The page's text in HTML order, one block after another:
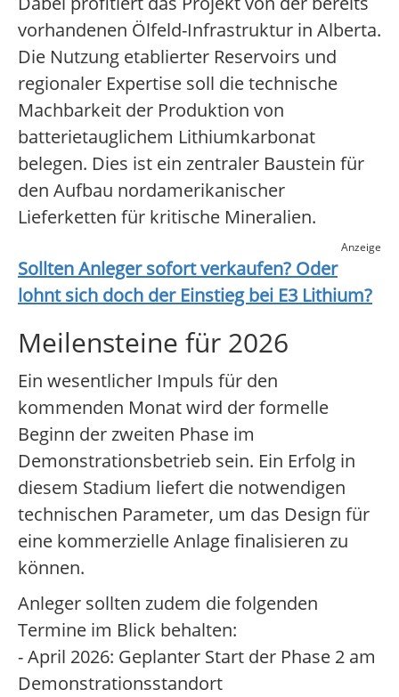
vorhandenen Ölfeld-Infrastruktur in Alberta.
Die Nutzung etablierter Reservoirs und
regionaler Expertise soll die technische
Machbarkeit der Produktion von
batterietauglichem Lithiumkarbonat
belegen. Dies ist ein zentraler Baustein für
den Aufbau nordamerikanischer
Lieferketten für kritische Mineralien.
Anzeige
Sollten Anleger sofort verkaufen? Oder
lohnt sich doch der Einstieg bei E3 Lithium?
Meilensteine für 2026
Ein wesentlicher Impuls für den
kommenden Monat wird der formelle
Beginn der zweiten Phase im
Demonstrationsbetrieb sein. Ein Erfolg in
diesem Stadium liefert die notwendigen
technischen Parameter, um das Design für
eine kommerzielle Anlage finalisieren zu
können.
Anleger sollten zudem die folgenden
Termine im Blick behalten:
- April 2026: Geplanter Start der Phase 2 am
Demonstrationsstandort